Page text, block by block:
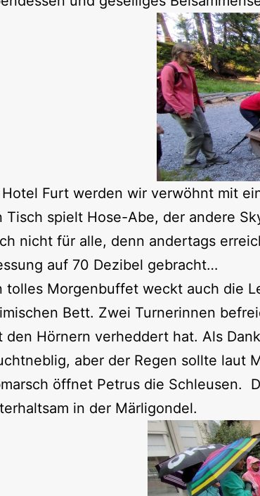
Hotel Furt werden wir verwöhnt mit
Tisch spielt Hose-Abe, der andere
nicht für alle, denn andertags
auf 70 Dezibel gebracht…
tolles Morgenbuffet weckt auch die
Bett. Zwei Turnerinnen
den Hörnern verheddert hat. Als
aber der Regen sollte laut
öffnet Petrus die Schleusen.
in der Märligondel.